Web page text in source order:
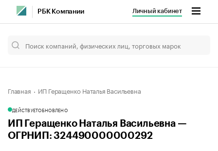
РБК Компании Личный кабинет
Главная ИП Геращенко Наталья Васильевна
ДЕЙСТВУЕТОБНОВЛЕНО
ИП Геращенко Наталья Васильевна —
ОГРНИП: 324490000000292